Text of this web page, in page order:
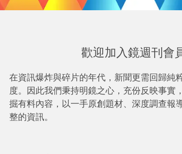
歡迎加入鏡週刊會
在資訊爆炸與碎片的年代，新聞更需回歸純
度。因此我們秉持明鏡之心，充份反映事實
掘有料內容，以一手原創題材、深度調查報
整的資訊。